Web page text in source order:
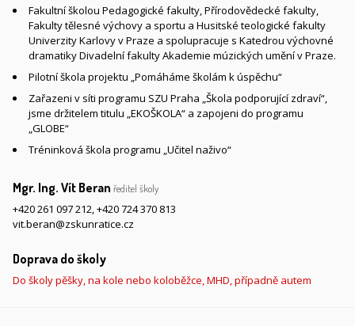
Fakultní školou Pedagogické fakulty, Přírodovědecké fakulty,
Fakulty tělesné výchovy a sportu a Husitské teologické fakulty
Univerzity Karlovy v Praze a spolupracuje s Katedrou výchovné
dramatiky Divadelní fakulty Akademie múzických umění v Praze.
Pilotní škola projektu „Pomáháme školám k úspěchu“
Zařazeni v síti programu SZU Praha „Škola podporující zdraví“,
jsme držitelem titulu „EKOŠKOLA“ a zapojeni do programu
„GLOBE“
Tréninková škola programu „Učitel naživo“
Mgr. Ing. Vít Beran ředitel školy
+420 261 097 212,+420 724 370 813
vit.beran@zskunratice.cz
Doprava do školy
Do školy pěšky, na kole nebo koloběžce, MHD, případně autem